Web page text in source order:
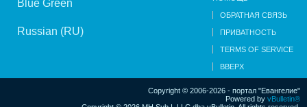
Blue Green
Russian (RU)
ОБРАТНАЯ СВЯЗЬ
ПРИВАТНОСТЬ
TERMS OF SERVICE
ВВЕРХ
Copyright © 2006-2026 - портал "Евангелие"
Powered by vBulletin®